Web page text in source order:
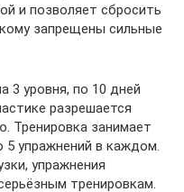
и позволяет сбросить
запрещены сильные
3 уровня, по 10 дней
разрешается
Тренировка занимает
5 упражнений в каждом.
упражнения
тренировкам.